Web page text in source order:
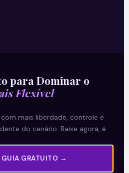
para Dominar o
Flexível
mais liberdade, controle e
do cenário. Baixe agora, é
GUIA GRATUITO →